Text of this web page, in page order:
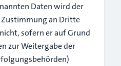
Daten wird der
an Dritte
sofern er auf Grund
zur Weitergabe der